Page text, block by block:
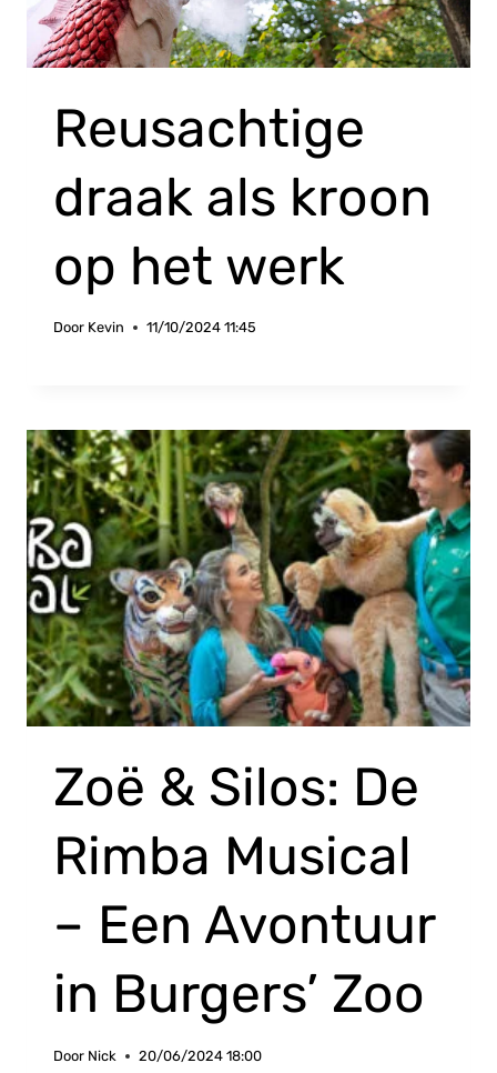
Reusachtige
draak als kroon
op het werk
Door Kevin 11/10/2024 11:45
Zoë & Silos: De
Rimba Musical
– Een Avontuur
in Burgers’ Zoo
Door Nick 20/06/2024 18:00